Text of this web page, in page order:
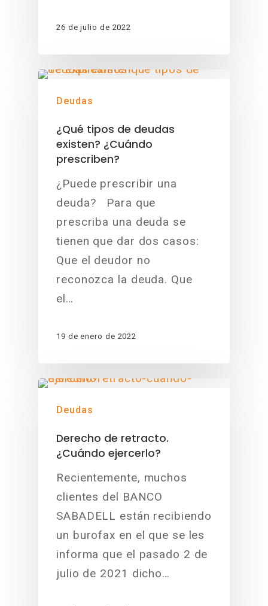
26 de julio de 2022
Deudas
¿Qué tipos de deudas
existen? ¿Cuándo
prescriben?
¿Puede prescribir una
deuda? Para que
prescriba una deuda se
tienen que dar dos casos:
Que el deudor no
reconozca la deuda. Que
el…
19 de enero de 2022
Deudas
Derecho de retracto.
¿Cuándo ejercerlo?
Recientemente, muchos
clientes del BANCO
SABADELL están recibiendo
un burofax en el que se les
informa que el pasado 2 de
julio de 2021 dicho…